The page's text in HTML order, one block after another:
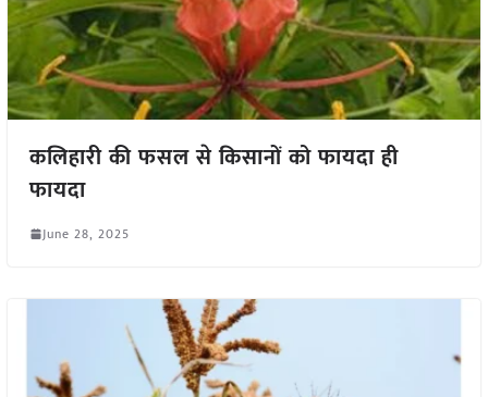
कलिहारी की फसल से किसानों को फायदा ही
फायदा
June 28, 2025